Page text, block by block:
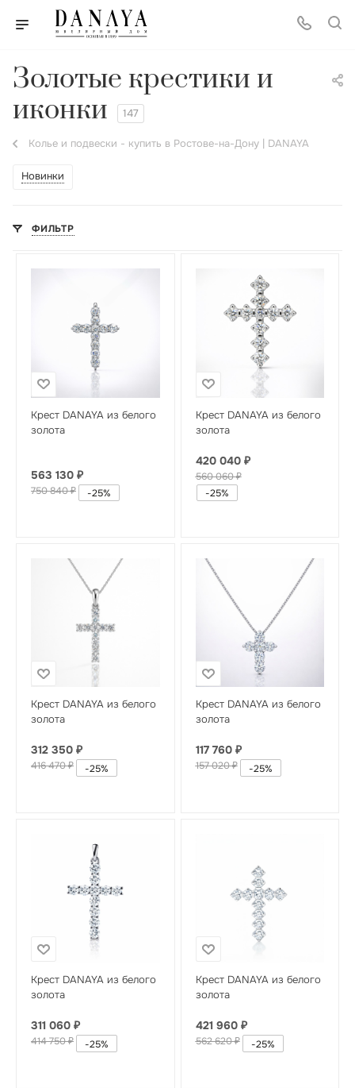
Золотые крестики и
иконки
147
Колье и подвески - купить в Ростове-на-Дону | DANAYA
Новинки
ФИЛЬТР
Крест DANAYA из белого
золота
563 130 ₽
750 840₽ -25%
Крест DANAYA из белого
золота
420 040₽
560 060₽
-25%
Крест DANAYA из белого
золота
312 350 ₽
416 470₽ -25%
Крест DANAYA из белого
золота
117 760₽
157 020₽ -25%
Крест DANAYA из белого
золота
311 060 ₽
414 750₽ -25%
Крест DANAYA из белого
золота
421 960₽
562 620₽ -25%